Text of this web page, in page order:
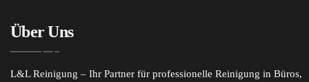
Über Uns
L&L Reinigung – Ihr Partner für professionelle Reinigung in Büros,